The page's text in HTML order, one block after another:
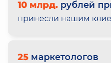
10 млрд. рублей
принесли нашим
25 маркетологов